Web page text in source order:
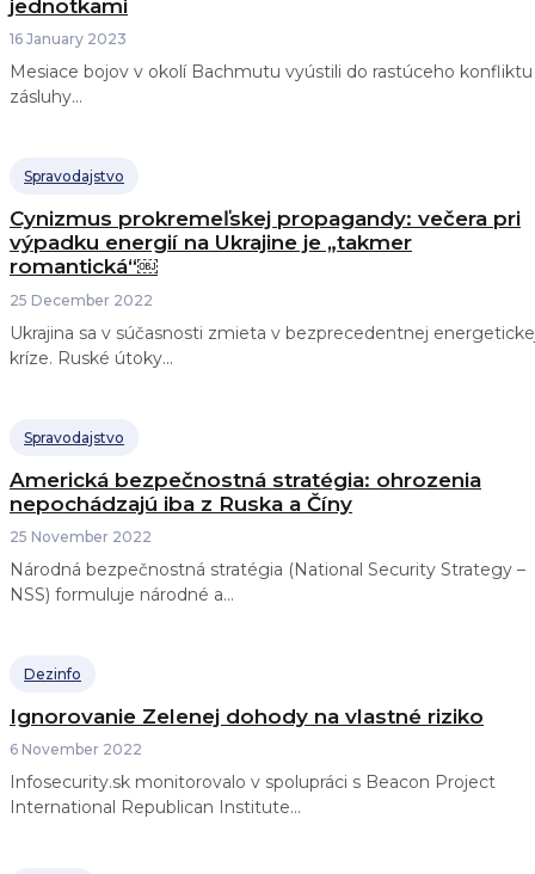
jednotkami
16 January 2023
Mesiace bojov v okolí Bachmutu vyústili do rastúceho
zásluhy...
Spravodajstvo
Cynizmus prokremeľskej propagandy: večera pri
výpadku energií na Ukrajine je „takmer
romantická“￼
25 December 2022
Ukrajina sa v súčasnosti zmieta v bezprecedentnej
kríze. Ruské útoky...
Spravodajstvo
Americká bezpečnostná stratégia: ohrozenia
nepochádzajú iba z Ruska a Číny
25 November 2022
Národná bezpečnostná stratégia (National Security Strategy –
NSS) formuluje národné a...
Dezinfo
Ignorovanie Zelenej dohody na vlastné riziko
6 November 2022
Infosecurity.sk monitorovalo v spolupráci s Beacon Project
International Republican Institute...